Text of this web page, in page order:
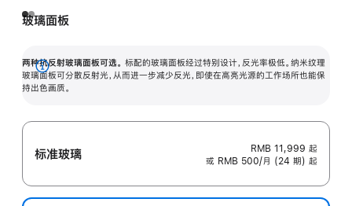
玻璃面板
两种抗反射玻璃面板可选。 标配的玻璃面板经过特别设计，反光率极低。纳米纹理
玻璃面板可分散反射光，从而进一步减少反光，即使在高亮光源的工作场所也能保
持出色画质。
展
开
标准玻璃 RMB 11,999 起
或 RMB 500/月 (24 期) 起